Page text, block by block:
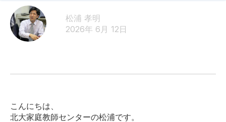
松浦 孝明
2026年 6月 12日
こんにちは、
北大家庭教師センターの松浦です。